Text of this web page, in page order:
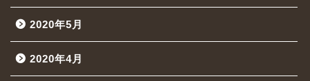
2020年5月
2020年4月